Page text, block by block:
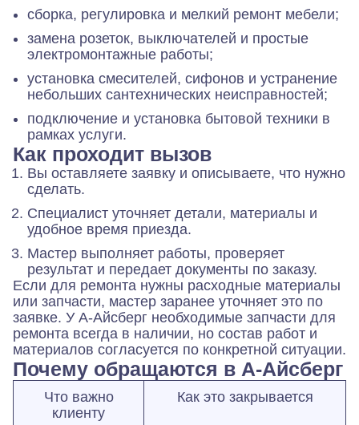
сборка, регулировка и мелкий ремонт мебели;
замена розеток, выключателей и простые
электромонтажные работы;
установка смесителей, сифонов и устранение
небольших сантехнических неисправностей;
подключение и установка бытовой техники в
рамках услуги.
Как проходит вызов
Вы оставляете заявку и описываете, что нужно
сделать.
Специалист уточняет детали, материалы и
удобное время приезда.
Мастер выполняет работы, проверяет
результат и передает документы по заказу.
Если для ремонта нужны расходные материалы
или запчасти, мастер заранее уточняет это по
заявке. У А-Айсберг необходимые запчасти для
ремонта всегда в наличии, но состав работ и
материалов согласуется по конкретной ситуации.
Почему обращаются в А-Айсберг
Что важно
клиенту
Как это закрывается